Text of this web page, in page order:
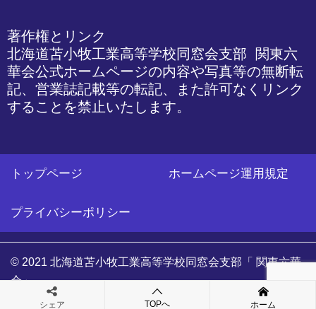
著作権とリンク
北海道苫小牧工業高等学校同窓会支部 関東六
華会公式ホームページの内容や写真等の無断転
記、営業誌記載等の転記、また許可なくリンク
することを禁止いたします。
トップページ ホームページ運用規定
プライバシーポリシー
© 2021 北海道苫小牧工業高等学校同窓会支部「 関東六華
会」
シェア TOPへ ホーム